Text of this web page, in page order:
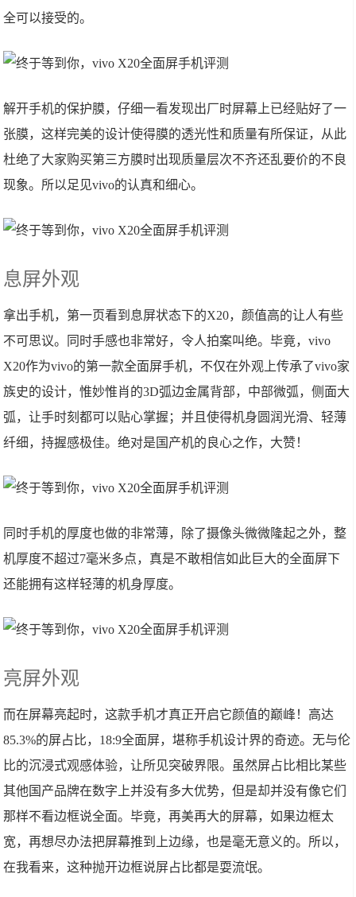
全可以接受的。
解开手机的保护膜，仔细一看发现出厂时屏幕上已经贴好了一
张膜，这样完美的设计使得膜的透光性和质量有所保证，从此
杜绝了大家购买第三方膜时出现质量层次不齐还乱要价的不良
现象。所以足见vivo的认真和细心。
息屏外观
拿出手机，第一页看到息屏状态下的X20，颜值高的让人有些
不可思议。同时手感也非常好，令人拍案叫绝。毕竟，vivo
X20作为vivo的第一款全面屏手机，不仅在外观上传承了vivo家
族史的设计，惟妙惟肖的3D弧边金属背部，中部微弧，侧面大
弧，让手时刻都可以贴心掌握；并且使得机身圆润光滑、轻薄
纤细，持握感极佳。绝对是国产机的良心之作，大赞！
同时手机的厚度也做的非常薄，除了摄像头微微隆起之外，整
机厚度不超过7毫米多点，真是不敢相信如此巨大的全面屏下
还能拥有这样轻薄的机身厚度。
亮屏外观
而在屏幕亮起时，这款手机才真正开启它颜值的巅峰！高达
85.3%的屏占比，18:9全面屏，堪称手机设计界的奇迹。无与伦
比的沉浸式观感体验，让所见突破界限。虽然屏占比相比某些
其他国产品牌在数字上并没有多大优势，但是却并没有像它们
那样不看边框说全面。毕竟，再美再大的屏幕，如果边框太
宽，再想尽办法把屏幕推到上边缘，也是毫无意义的。所以，
在我看来，这种抛开边框说屏占比都是耍流氓。